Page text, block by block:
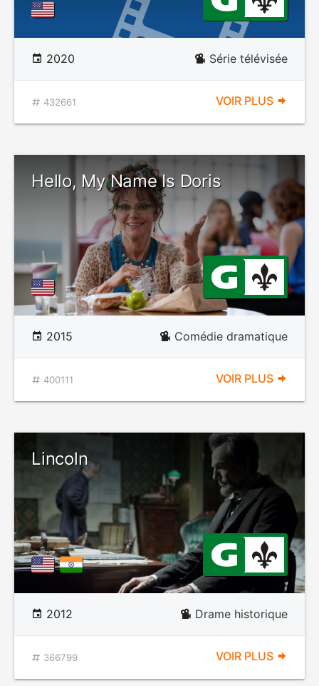
2020 Série télévisée
432661 VOIR PLUS
Hello, My Name Is Doris
2015 Comédie dramatique
400111 VOIR PLUS
Lincoln
2012 Drame historique
366799 VOIR PLUS